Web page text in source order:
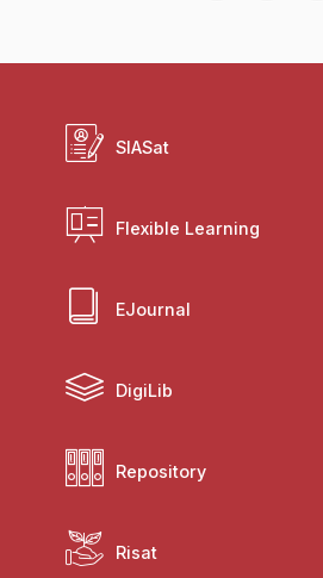
SIASat
Flexible Learning
EJournal
DigiLib
Repository
Risat